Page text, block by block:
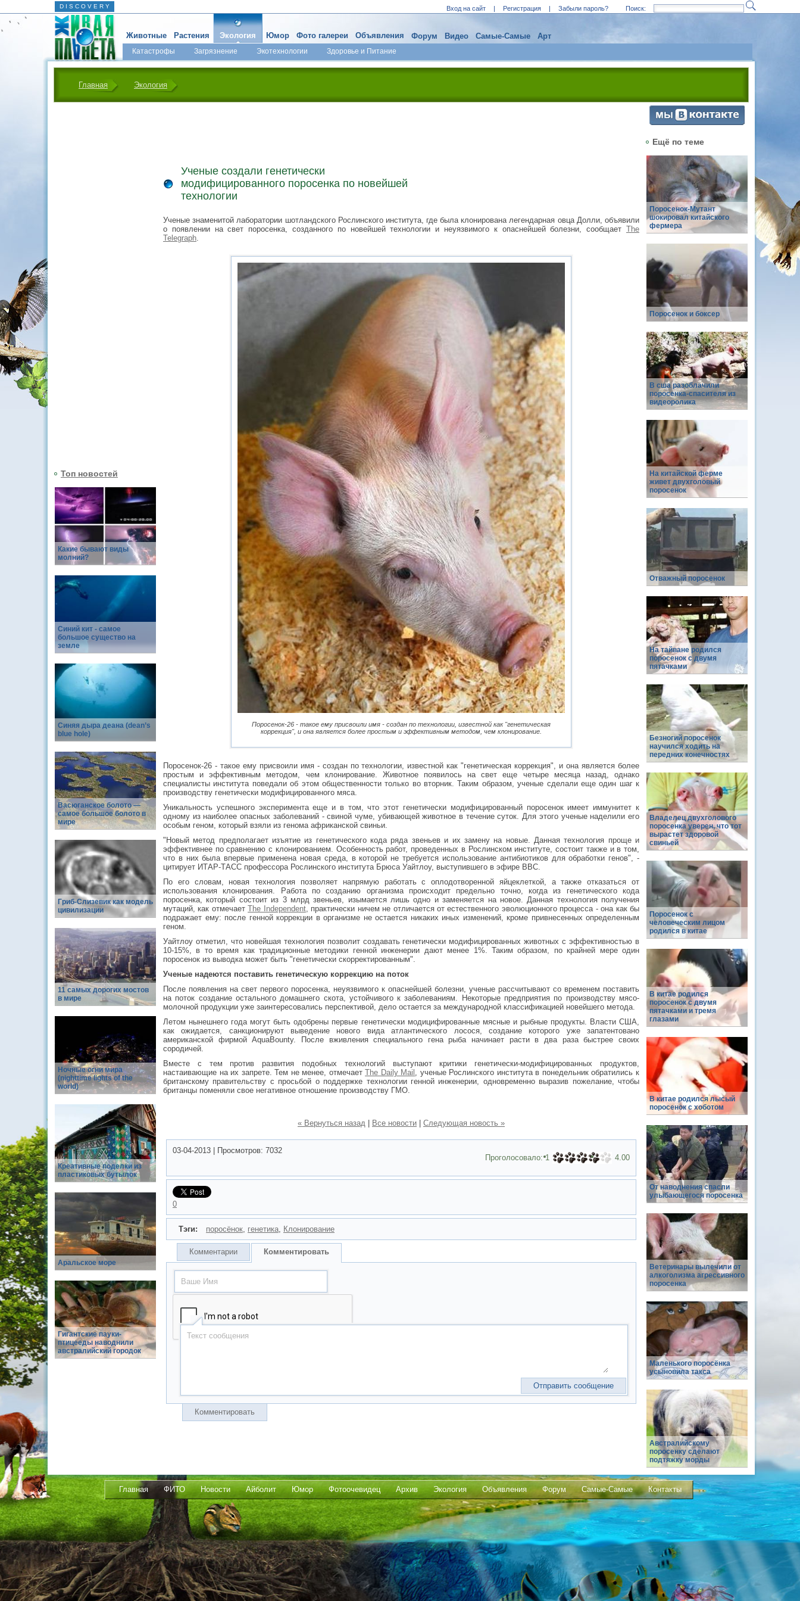
D I S C O V E R Y Вход на сайт | Регистрация | Забыли пароль? Поиск:
Животные Растения Экология
Катастрофы Загрязнение Экотехнологии Здоровье и Питание
Юмор Фото галереи Объявления Форум Видео Самые-Самые Арт
Главная Экология
Топ новостей
Какие бывают виды
молний?
Синий кит - самое
большое существо на
земле
Синяя дыра деана (dean’s
blue hole)
Васюганское болото —
самое большое болото в
мире
Гриб-Слизевик как модель
цивилизации
11 самых дорогих мостов
в мире
Ночные огни мира
(nighttime lights of the
world)
Креативные поделки из
пластиковых бутылок
Аральское море
Гигантские пауки-
птицееды наводнили
австралийский городок
Ученые создали генетически
модифицированного поросенка по новейшей
технологии
Ученые знаменитой лаборатории шотландского Рослинского института, где была клонирована легендарная овца Долли, объявили
о появлении на свет поросенка, созданного по новейшей технологии и неуязвимого к опаснейшей болезни, сообщает The
Telegraph.
Поросенок-26 - такое ему присвоили имя - создан по технологии, известной как "генетическая
коррекция", и она является более простым и эффективным методом, чем клонирование.
Поросенок-26 - такое ему присвоили имя - создан по технологии, известной как "генетическая коррекция", и она является более
простым и эффективным методом, чем клонирование. Животное появилось на свет еще четыре месяца назад, однако
специалисты института поведали об этом общественности только во вторник. Таким образом, ученые сделали еще один шаг к
производству генетически модифицированного мяса.
Уникальность успешного эксперимента еще и в том, что этот генетически модифицированный поросенок имеет иммунитет к
одному из наиболее опасных заболеваний - свиной чуме, убивающей животное в течение суток. Для этого ученые наделили его
особым геном, который взяли из генома африканской свиньи.
"Новый метод предполагает изъятие из генетического кода ряда звеньев и их замену на новые. Данная технология проще и
эффективнее по сравнению с клонированием. Особенность работ, проведенных в Рослинском институте, состоит также и в том,
что в них была впервые применена новая среда, в которой не требуется использование антибиотиков для обработки генов", -
цитирует ИТАР-ТАСС профессора Рослинского института Брюса Уайтлоу, выступившего в эфире BBC.
По его словам, новая технология позволяет напрямую работать с оплодотворенной яйцеклеткой, а также отказаться от
использования клонирования. Работа по созданию организма происходит предельно точно, когда из генетического кода
поросенка, который состоит из 3 млрд звеньев, изымается лишь одно и заменяется на новое. Данная технология получения
мутаций, как отмечаетThe Independent, практически ничем не отличается от естественного эволюционного процесса - она как бы
подражает ему: после генной коррекции в организме не остается никаких иных изменений, кроме привнесенных определенным
геном.
Уайтлоу отметил, что новейшая технология позволит создавать генетически модифицированных животных с эффективностью в
10-15%, в то время как традиционные методики генной инженерии дают менее 1%. Таким образом, по крайней мере один
поросенок из выводка может быть "генетически скорректированным".
Ученые надеются поставить генетическую коррекцию на поток
После появления на свет первого поросенка, неуязвимого к опаснейшей болезни, ученые рассчитывают со временем поставить
на поток создание остального домашнего скота, устойчивого к заболеваниям. Некоторые предприятия по производству мясо-
молочной продукции уже заинтересовались перспективой, дело остается за международной классификацией новейшего метода.
Летом нынешнего года могут быть одобрены первые генетически модицифированные мясные и рыбные продукты. Власти США,
как ожидается, санкционируют выведение нового вида атлантического лосося, создание которого уже запатентовано
американской фирмой AquaBounty. После вживления специального гена рыба начинает расти в два раза быстрее своих
сородичей.
Вместе с тем против развития подобных технологий выступают критики генетически-модифицированных продуктов,
настаивающие на их запрете. Тем не менее, отмечаетThe Daily Mail , ученые Рослинского института в понедельник обратились к
британскому правительству с просьбой о поддержке технологии генной инженерии, одновременно выразив пожелание, чтобы
британцы поменяли свое негативное отношение производству ГМО.
« Вернуться назад Все новости Следующая новость »
03-04-2013 Просмотров: 7032
Проголосовало:1 4.00
0
Тэги: поросёнок, генетика, Клонирование
Комментарии Комментировать
Комментировать
Ещё по теме
Поросенок-Мутант
шокировал китайского
фермера
Поросенок и боксер
В сша разоблачили
поросенка-спасителя из
видеоролика
На китайской ферме
живет двухголовый
поросенок
Отважный поросенок
На тайване родился
поросенок с двумя
пятачками
Безногий поросенок
научился ходить на
передних конечностях
Владелец двухголового
поросенка уверен, что тот
вырастет здоровой
свиньей
Поросенок с
человеческим лицом
родился в китае
В китае родился
поросенок с двумя
пятачками и тремя
глазами
В китае родился лысый
поросенок с хоботом
От наводнения спасли
улыбающегося поросенка
Ветеринары вылечили от
алкоголизма агрессивного
поросенка
Маленького поросёнка
усыновила такса
Австралийскому
поросенку сделают
подтяжку морды
Главная ФИТО Новости Айболит Юмор Фотоочевидец Архив Экология Объявления Форум Самые-Самые Контакты